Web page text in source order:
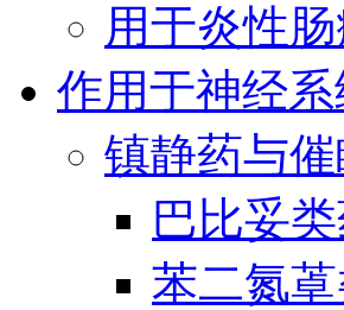
用于炎性
作用于神经
镇静药与
巴比妥
苯二氮